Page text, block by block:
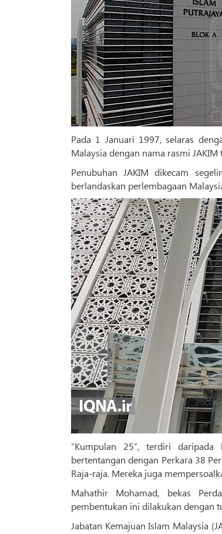
Pada 1 Januari 1997, selaras
Malaysia dengan nama rasmi
Penubuhan JAKIM dikecam
berlandaskan perlembagaan
“Kumpulan 25”, terdiri daripada
bertentangan dengan Perkara 38
Raja-raja. Mereka juga
Mahathir Mohamad, bekas
pembentukan ini dilakukan dengan
Jabatan Kemajuan Islam Malaysia